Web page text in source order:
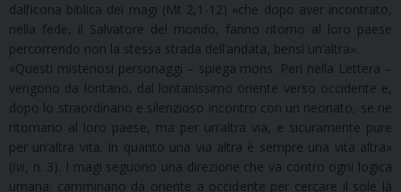
dall’icona biblica dei magi (Mt 2,1-12) «che dopo aver incontrato,
nella fede, il Salvatore del mondo, fanno ritorno al loro paese
percorrendo non la stessa strada dell’andata, bensì un’altra».
«Questi misteriosi personaggi – spiega mons. Peri nella Lettera –
vengono da lontano, dal lontanissimo oriente verso occidente e,
dopo lo straordinario e silenzioso incontro con un neonato, se ne
ritornano al loro paese, ma per un’altra via, e sicuramente pure
per un’altra vita. In quanto una via altra è sempre una vita altra»
(ivi, n. 3). I magi seguono una direzione che va contro ogni logica
umana: camminano da oriente a occidente per cercare il sole là